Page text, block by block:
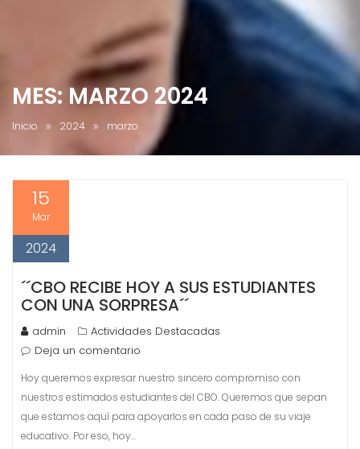
MES: MARZO 2024
Inicio 2024 marzo
15
Mar
2024
´´CBO RECIBE HOY A SUS ESTUDIANTES
CON UNA SORPRESA´´
admin
Actividades Destacadas
Deja un comentario
Hoy queremos expresar nuestro sincero compromiso con
nuestros estimados estudiantes del CBO. Queremos que sepan
que estamos aquí para apoyarlos en cada paso de su viaje
educativo. Por eso, hoy…